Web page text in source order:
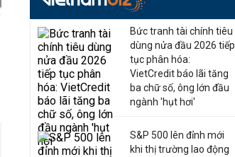
Bức tranh tài chính tiêu
dùng nửa đầu 2026 tiếp
tục phân hóa:
VietCredit báo lãi tăng
ba chữ số, ông lớn đầu
ngành 'hụt hơi'
S&P 500 lên đỉnh mới
khi thị trường lao động